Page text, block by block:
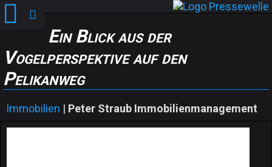
Ein Blick aus der
Vogelperspektive auf den
Pelikanweg
Immobilien | Peter Straub Immobilienmanagement